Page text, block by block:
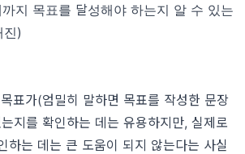
지 목표를 달성해야 하는지 알 수 있는
진)
표가(엄밀히 말하면 목표를 작성한 문장
지를 확인하는 데는 유용하지만, 실제로
하는 데는 큰 도움이 되지 않는다는 사실